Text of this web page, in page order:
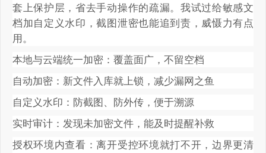
套上保护层，省去手动操作的疏漏。我试过给敏感文
档加自定义水印，截图泄密也能追到责，威慑力有点
用。
本地与云端统一加密：覆盖面广，不留空档
自动加密：新文件入库就上锁，减少漏网之鱼
自定义水印：防截图、防外传，便于溯源
实时审计：发现未加密文件，能及时提醒补救
授权环境内查看：离开受控环境就打不开，边界更清